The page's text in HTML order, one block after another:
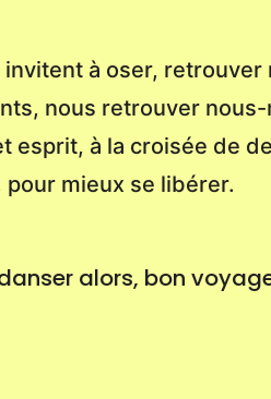
invitent à oser,
nous retrouver
esprit, à la croisée de
pour mieux se libérer.
alors, bon